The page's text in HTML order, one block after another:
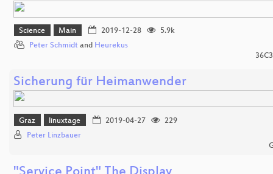
Science Main 2019-12-28
5.9k
Peter Schmidt and Heurekus
Sicherung für Heimanwender
Graz linuxtage 2019-04-27
229
Peter Linzbauer